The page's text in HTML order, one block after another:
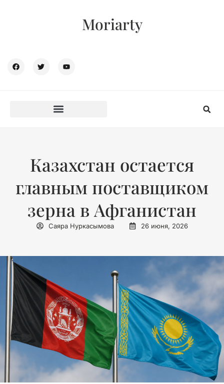
Moriarty
Казахстан остается
главным поставщиком
зерна в Афганистан
Саяра Нуркасымова 26 июня, 2026